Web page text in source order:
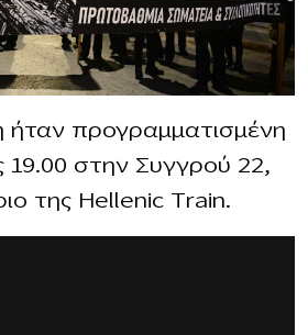
προγραμματισμένη
19.00 στην Συγγρού 22,
της Hellenic Train.